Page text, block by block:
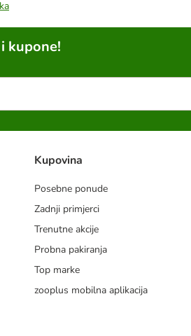
kupone!
Kupovina
Posebne ponude
Zadnji primjerci
Trenutne akcije
Probna pakiranja
Top marke
zooplus mobilna aplikacija